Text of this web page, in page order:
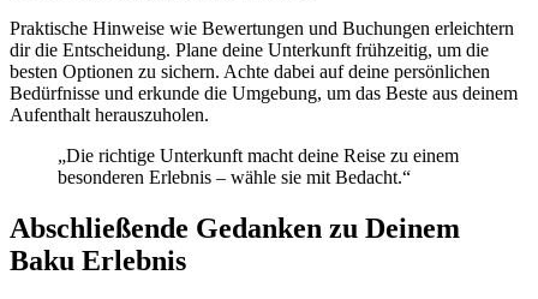
Praktische Hinweise wie Bewertungen und Buchungen erleichtern
dir die Entscheidung. Plane deine Unterkunft frühzeitig, um die
besten Optionen zu sichern. Achte dabei auf deine persönlichen
Bedürfnisse und erkunde die Umgebung, um das Beste aus deinem
Aufenthalt herauszuholen.
„Die richtige Unterkunft macht deine Reise zu einem
besonderen Erlebnis – wähle sie mit Bedacht.“
Abschließende Gedanken zu Deinem
Baku Erlebnis